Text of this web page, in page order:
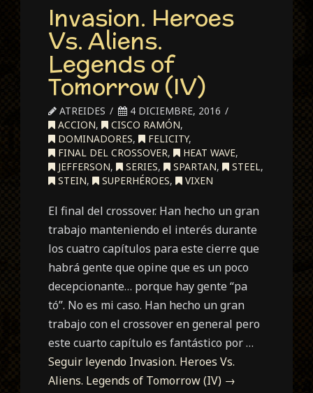
Invasion. Heroes
Vs. Aliens.
Legends of
Tomorrow (IV)
ATREIDES
4 DICIEMBRE, 2016
ACCION, CISCO RAMÓN,
DOMINADORES, FELICITY,
FINAL DEL CROSSOVER, HEAT WAVE,
JEFFERSON, SERIES, SPARTAN, STEEL,
STEIN, SUPERHÉROES, VIXEN
El final del crossover. Han hecho un gran
trabajo manteniendo el interés durante
los cuatro capítulos para este cierre que
habrá gente que opine que es un poco
decepcionante… porque hay gente “pa
tó”. No es mi caso. Han hecho un gran
trabajo con el crossover en general pero
este cuarto capítulo es fantástico por …
Seguir leyendo Invasion. Heroes Vs.
Aliens. Legends of Tomorrow (IV) →